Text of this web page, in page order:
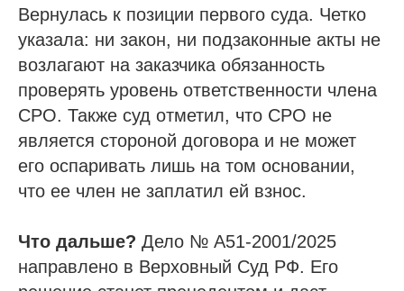
Вернулась к позиции первого суда. Четко
указала: ни закон, ни подзаконные акты не
возлагают на заказчика обязанность
проверять уровень ответственности члена
СРО. Также суд отметил, что СРО не
является стороной договора и не может
его оспаривать лишь на том основании,
что ее член не заплатил ей взнос.
Что дальше? Дело № А51-2001/2025
направлено в Верховный Суд РФ. Его